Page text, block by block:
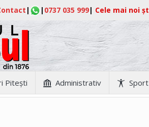
| | 0737 035 999| Cele mai noi
Piteşti Administrativ Sport